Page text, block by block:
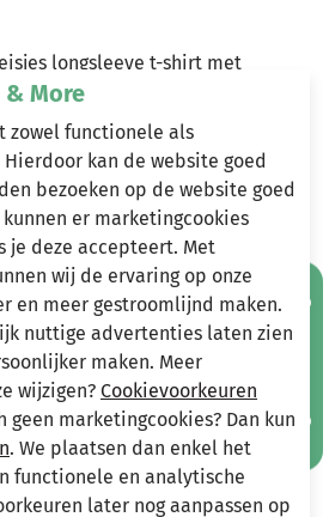
longsleeve t-shirt met
en pofmouwen. 95% katoen 5%
mail
bekeken ook
iets voor jou?
-70%
Mis geen aanbiedingen!
More
zowel functionele als
kan de website goed
bezoeken op de website goed
er marketingcookies
je deze accepteert. Met
wij de ervaring op onze
en meer gestroomlijnd maken.
nuttige advertenties laten zien
maken. Meer
wijzigen? Cookievoorkeuren
geen marketingcookies? Dan kun
. We plaatsen dan enkel het
functionele en analytische
later nog aanpassen op